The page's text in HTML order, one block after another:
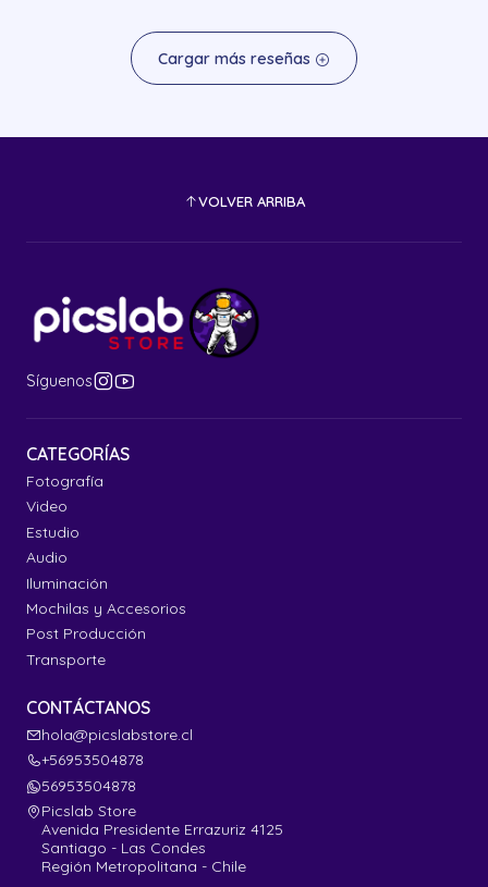
Cargar más reseñas
VOLVER ARRIBA
Síguenos
CATEGORÍAS
Fotografía
Video
Estudio
Audio
Iluminación
Mochilas y Accesorios
Post Producción
Transporte
CONTÁCTANOS
hola@picslabstore.cl
+56953504878
56953504878
Picslab Store
Avenida Presidente Errazuriz 4125
Santiago - Las Condes
Región Metropolitana - Chile